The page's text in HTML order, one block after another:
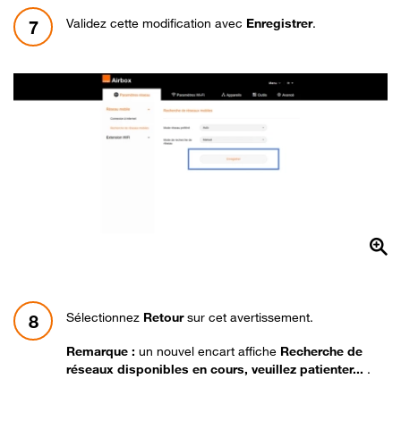
7 Validez cette modification avec Enregistrer.
8 Sélectionnez Retoursur cet avertissement.
Remarque : un nouvel encart affiche Recherche de
réseaux disponibles en cours, veuillez patienter... .